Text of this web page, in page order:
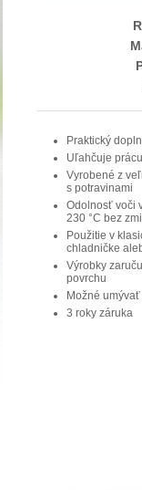
Praktický
Uľahčuje
Vyrobené z
s potravinami
Odolnosť voči
230 °C bez
Použitie v
chladničke
Výrobky
povrchu
Možné
3 roky záruka